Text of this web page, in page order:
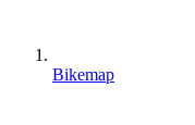
Bikemap